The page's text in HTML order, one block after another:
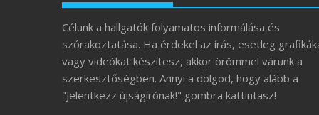
Célunk a hallgatók folyamatos informálása és
szórakoztatása. Ha érdekel az írás, esetleg
vagy videókat készítesz, akkor örömmel várunk a
szerkesztőségben. Annyi a dolgod, hogy alább a
"Jelentkezz újságírónak!" gombra kattintasz!